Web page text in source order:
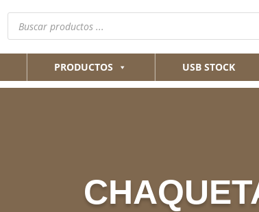
Búsqueda
productos
PRODUCTOS USB STOCK